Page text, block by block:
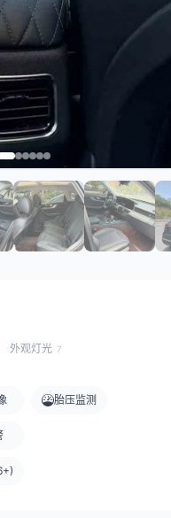
外观灯光 7
胎压监测